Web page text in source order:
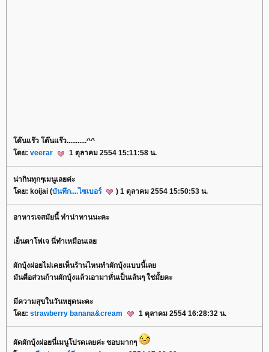
ด๊นแร๊ว โด๊นแร๊ว...........^^
ดย: veerar 1 ตุลาคม 2554 15:11:58 น.
น่ากินทุกๆเมนูเลยค่ะ
ดย: koijai (บันทึก....ไซเบอร์ ) 1 ตุลาคม 2554 15:50:53 น.
อาหารเจสมัยนี้ ทำน่าทานนะคะ
เย็นตาโฟเจ นี่ทำเหมือนเล
ผักบุ้งฝอยไม่เคยเห็นร้านไหนทำผักบุ้งแบบนี้เล
มันคือส่วนก้านผักบุ้งแล้วเอามาหั่นเป็นเส้นๆ ใช่มั้ยคะ
มีความสุขในวันหยุดนะคะ
ดย: strawberry banana&cream 1 ตุลาคม 2554 16:28:32 น.
ผัดผักบุ้งฝอยนี่เมนูโปรดเลยค่ะ ชอบมากๆ